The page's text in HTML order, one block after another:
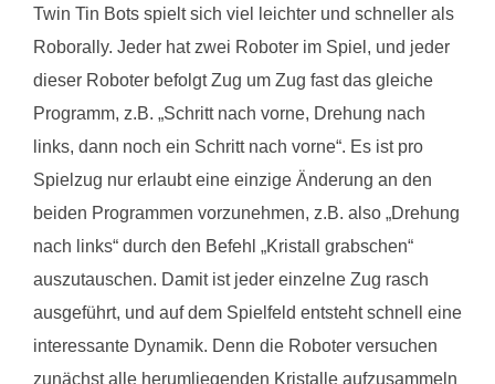
Twin Tin Bots spielt sich viel leichter und schneller als
Roborally. Jeder hat zwei Roboter im Spiel, und jeder
dieser Roboter befolgt Zug um Zug fast das gleiche
Programm, z.B. „Schritt nach vorne, Drehung nach
links, dann noch ein Schritt nach vorne“. Es ist pro
Spielzug nur erlaubt eine einzige Änderung an den
beiden Programmen vorzunehmen, z.B. also „Drehung
nach links“ durch den Befehl „Kristall grabschen“
auszutauschen. Damit ist jeder einzelne Zug rasch
ausgeführt, und auf dem Spielfeld entsteht schnell eine
interessante Dynamik. Denn die Roboter versuchen
zunächst alle herumliegenden Kristalle aufzusammeln